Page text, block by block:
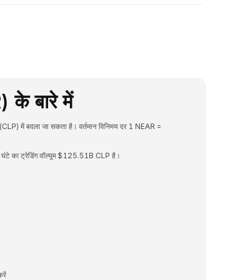
के बारे में
में बदला जा सकता है। वर्तमान विनिमय दर 1 NEAR =
का ट्रेडिंग वॉल्यूम $125.51B CLP है।